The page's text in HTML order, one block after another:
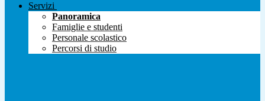
Servizi
Panoramica
Famiglie e studenti
Personale scolastico
Percorsi di studio